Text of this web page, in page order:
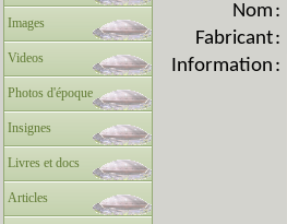
Images
Videos
Photos d'époque
Insignes
Livres et docs
Articles
Nom :
Fabricant:
Information :